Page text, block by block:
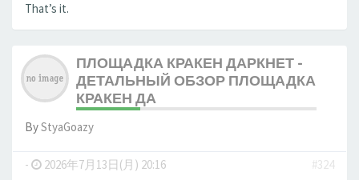
That’s it.
ПЛОЩАДКА КРАКЕН ДАРКНЕТ -
ДЕТАЛЬНЫЙ ОБЗОР ПЛОЩАДКА
КРАКЕН ДА
ByStyaGoazy
- 2026年7月13日(月) 20:16
#324